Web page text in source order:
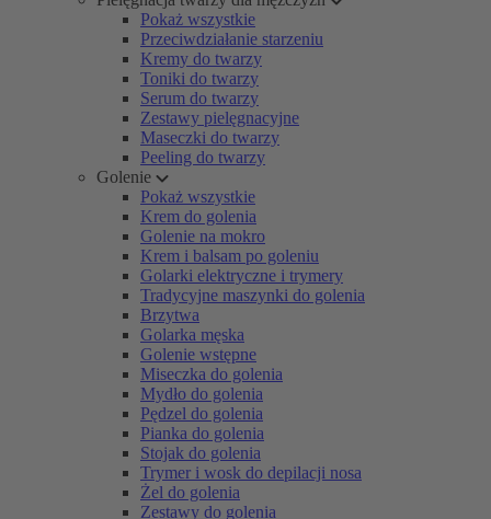
Pokaż wszystkie
Przeciwdziałanie starzeniu
Kremy do twarzy
Toniki do twarzy
Serum do twarzy
Zestawy pielęgnacyjne
Maseczki do twarzy
Peeling do twarzy
Golenie
Pokaż wszystkie
Krem do golenia
Golenie na mokro
Krem i balsam po goleniu
Golarki elektryczne i trymery
Tradycyjne maszynki do golenia
Brzytwa
Golarka męska
Golenie wstępne
Miseczka do golenia
Mydło do golenia
Pędzel do golenia
Pianka do golenia
Stojak do golenia
Trymer i wosk do depilacji nosa
Żel do golenia
Zestawy do golenia